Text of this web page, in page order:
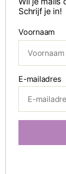
Schrijf je in!
Voornaam
E-mailadres